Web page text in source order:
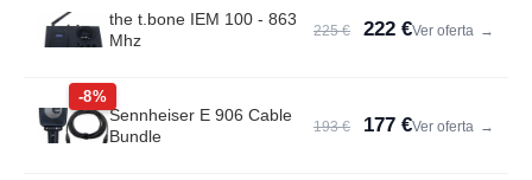
the t.bone IEM 100 - 863
Mhz
225 € 222 €Ver oferta →
-8%
Sennheiser E 906 Cable
Bundle
193 € 177 €Ver oferta →